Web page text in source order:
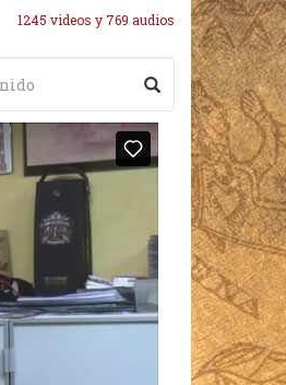
1245 videos y 769 audios